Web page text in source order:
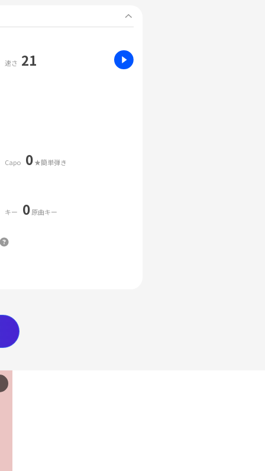
速さ 21
Capo 0★簡単弾き
キー 0原曲キー